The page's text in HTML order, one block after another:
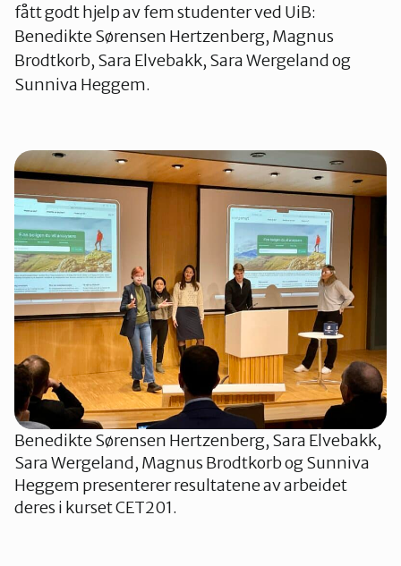
fått godt hjelp av fem studenter ved UiB:
Benedikte Sørensen Hertzenberg, Magnus
Brodtkorb, Sara Elvebakk, Sara Wergeland og
Sunniva Heggem.
Benedikte Sørensen Hertzenberg, Sara Elvebakk,
Sara Wergeland, Magnus Brodtkorb og Sunniva
Heggem presenterer resultatene av arbeidet
deres i kurset CET201.